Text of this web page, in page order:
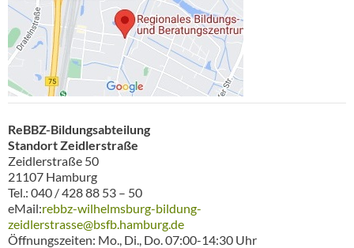
ReBBZ-Bildungsabteilung
Standort Zeidlerstraße
Zeidlerstraße 50
21107 Hamburg
Tel.: 040 / 428 88 53 – 50
eMail:rebbz-wilhelmsburg-bildung-
zeidlerstrasse@bsfb.hamburg.de
Öffnungszeiten: Mo., Di., Do. 07:00-14:30 Uhr